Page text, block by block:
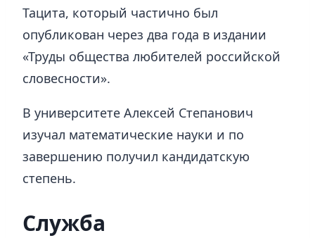
Тацита, который частично был
опубликован через два года в издании
«Труды общества любителей российской
словесности».
В университете Алексей Степанович
изучал математические науки и по
завершению получил кандидатскую
степень.
Служба